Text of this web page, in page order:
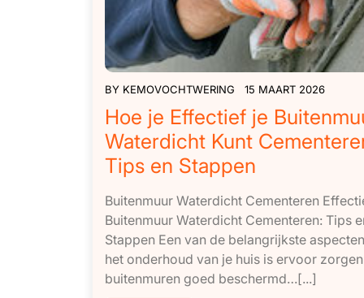
BY KEMOVOCHTWERING 15 MAART 2026
Hoe je Effectief je
Waterdicht Kunt
Tips en Stappen
Buitenmuur Waterdicht Cementeren
Buitenmuur Waterdicht Cementeren: Tips
Stappen Een van de belangrijkste
het onderhoud van je huis is ervoor
buitenmuren goed beschermd…[...]